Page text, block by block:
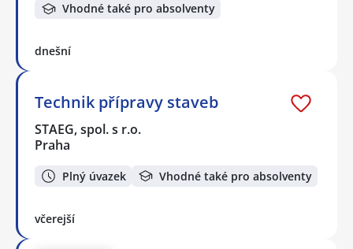
Vhodné také pro absolventy
dnešní
Technik přípravy staveb
STAEG, spol. s r.o.
Praha
Plný úvazek Vhodné také pro absolventy
včerejší